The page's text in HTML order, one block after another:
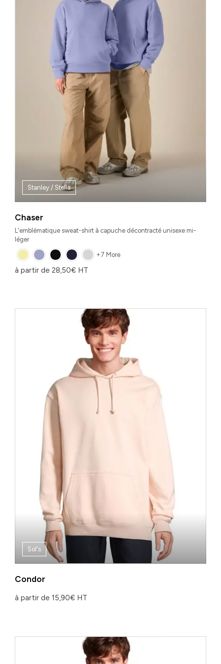
Stanley / Stella
Chaser
L'emblématique sweat-shirt à capuche décontracté unisexe mi-
léger
+7 More
à partir de 28,50€ HT
Sol's
Condor
à partir de 15,90€ HT